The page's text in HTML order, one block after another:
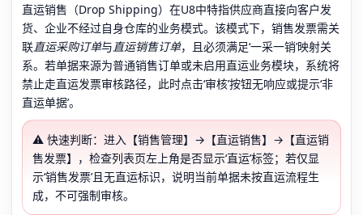
直运销售（Drop Shipping）在U8中特指供应商直接向客户发
货、企业不经过自身仓库的业务模式。该模式下，销售发票需关
联直运采购订单与直运销售订单，且必须满足‘一采一销’映射关
系。若单据来源为普通销售订单或未启用直运业务模块，系统将
禁止走直运发票审核路径，此时点击‘审核’按钮无响应或提示‘非
直运单据’。
⚠️ 快速判断：进入【销售管理】→【直运销售】→【直运销
售发票】，检查列表页左上角是否显示‘直运’标签；若仅显
示‘销售发票’且无直运标识，说明当前单据未按直运流程生
成，不可强制审核。